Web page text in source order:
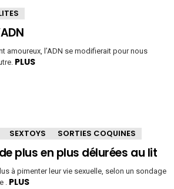
amoureux, l’ADN se modifierait pour nous
PLUS
SEXTOYS SORTIES COQUINES
plus en plus délurées au lit
à pimenter leur vie sexuelle, selon un sondage
. PLUS